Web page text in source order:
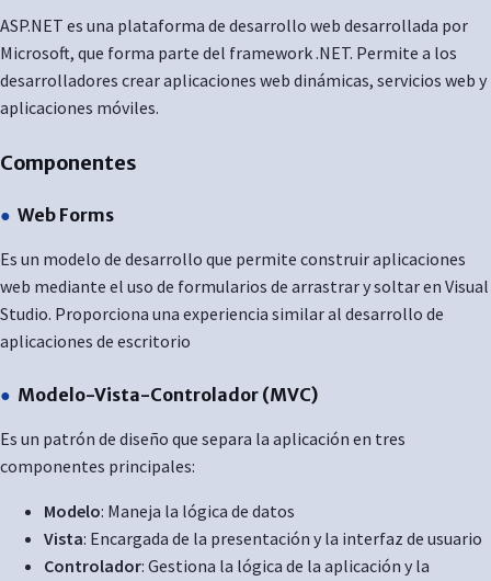
ASP.NET es una plataforma de desarrollo web desarrollada por
Microsoft, que forma parte del framework .NET. Permite a los
desarrolladores crear aplicaciones web dinámicas, servicios web y
aplicaciones móviles.
Componentes
Web Forms
Es un modelo de desarrollo que permite construir aplicaciones
web mediante el uso de formularios de arrastrar y soltar en Visual
Studio. Proporciona una experiencia similar al desarrollo de
aplicaciones de escritorio
Modelo-Vista-Controlador (MVC)
Es un patrón de diseño que separa la aplicación en tres
componentes principales:
Modelo: Maneja la lógica de datos
Vista: Encargada de la presentación y la interfaz de usuario
Controlador: Gestiona la lógica de la aplicación y la